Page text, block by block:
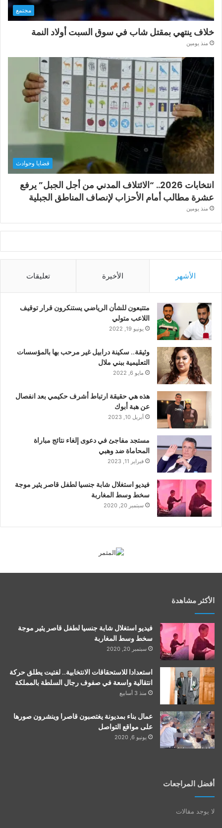
مجتمع
خلاف ينتهي بمقتل شاب في سوق السبت أولاد النمة
منذ يومين
قضايا وحوادث
انتخابات 2026.. “الائتلاف المدني من أجل الجبل” يرفع
عشرة مطالب أمام الأحزاب لإنصاف المناطق الجبلية
منذ يومين
الأشهر الأخيرة تعليقات
متتبعون للشأن الرياضي يستنكرون قرار توقيف
اللاعب متولي
يونيو 19, 2022
وثيقة.. سكينة درابيل غير مرحب بها بالمؤسسات
التعليمية ببني ملال
مايو 6, 2022
هذه هي حقيقة ارتباط أشرف حكيمي بعد انفصال
عن هبة أبوك
أبريل 10, 2023
مستجد مفاجئ في دعوى إلغاء نتائج مباراة
المحاماة ضد وهبي
فبراير 11, 2023
فيديو استغلال شابة جنسيا لطفل قاصر يثير موجة
سخط وسط المغاربة
سبتمبر 20, 2020
الأكثر مشاهدة
فيديو استغلال شابة جنسيا لطفل قاصر يثير موجة
سخط وسط المغاربة
سبتمبر 20, 2020
استعدادا للاستحقاقات الانتخابية.. لفتيت يطلق حركة
انتقالية واسعة في صفوف رجال السلطة بالمملكة
منذ 3 أسابيع
عمال بناء بمديونة يغتصبون قاصرا وينشرون صورها
على مواقع التواصل
يونيو 6, 2020
أفضل المراجعات
لا يوجد مقالات